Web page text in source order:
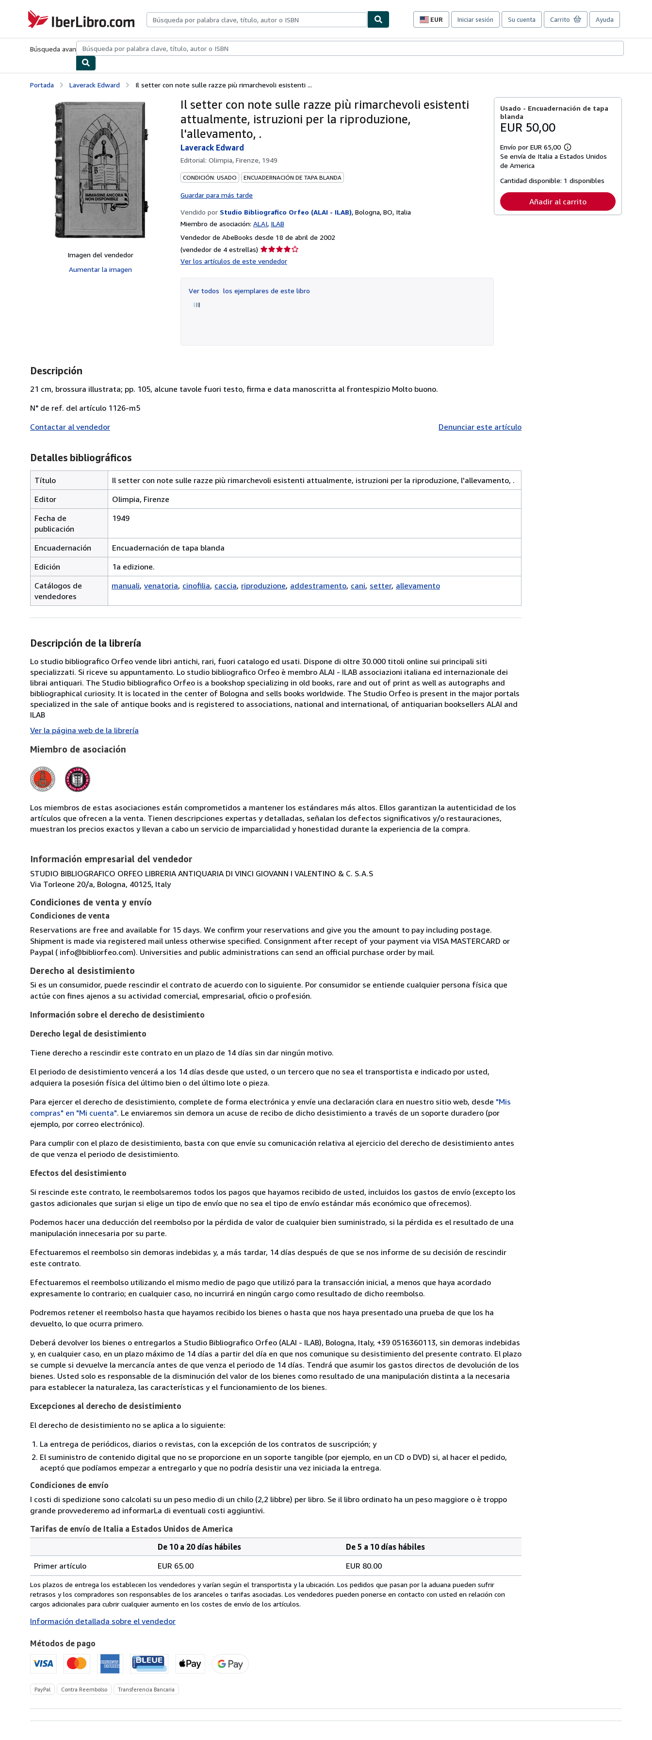
IberLibro.com
EUR
Preferencias
compra
sitio.
Iniciar sesión Su cuenta Carrito Ayuda
Búsqueda avanzadaColecciones Libros antiguosArte y coleccionismo
Portada Laverack Edward Il setter con note sulle razze più rimarchevoli esistenti ...
Imagen del vendedor
Aumentar la imagen
Il setter con note sulle razze più rimarchevoli esistenti
attualmente, istruzioni per la riproduzione,
l'allevamento, .
Laverack Edward
Editorial: Olimpia, Firenze, 1949
CONDICIÓN: USADO ENCUADERNACIÓN DE TAPA BLANDA
Guardar para más tarde
Vendido por Studio Bibliografico Orfeo (ALAI - ILAB), Bologna, BO, Italia
Miembro de asociación: ALAI ILAB
Vendedor de AbeBooks desde 18 de abril de 2002
(vendedor de 4 estrellas) Calificación
Ver los artículos de este vendedor
Ver todos los ejemplares de este libro
Usado - Encuadernación de tapa
blanda
EUR 50,00
Envío por EUR 65,00
Más
información
tarifas
envío
Se envía de Italia a Estados Unidos
de America
Cantidad disponible: 1 disponibles
Añadir al carrito
Descripción
21 cm, brossura illustrata; pp. 105, alcune tavole fuori testo, firma e data manoscritta al frontespizio Molto buono.
N° de ref. del artículo 1126-m5
Contactar al vendedor
Denunciar este artículo
Detalles bibliográficos
Título
Il setter con note sulle razze più rimarchevoli esistenti attualmente, istruzioni per la riproduzione, l'allevamento, .
Editor
Olimpia, Firenze
Fecha de
publicación
1949
Encuadernación
Encuadernación de tapa blanda
Edición
1a edizione.
Catálogos de
vendedores
manuali venatoria cinofilia caccia riproduzione addestramento cani setter allevamento
Descripción de la librería
Lo studio bibliografico Orfeo vende libri antichi, rari, fuori catalogo ed usati. Dispone di oltre 30.000 titoli online sui principali siti
specializzati. Si riceve su appuntamento. Lo studio bibliografico Orfeo è membro ALAI - ILAB associazioni italiana ed internazionale dei
librai antiquari. The Studio bibliografico Orfeo is a bookshop specializing in old books, rare and out of print as well as autographs and
bibliographical curiosity. It is located in the center of Bologna and sells books worldwide. The Studio Orfeo is present in the major portals
specialized in the sale of antique books and is registered to associations, national and international, of antiquarian booksellers ALAI and
ILAB
Ver la página web de la librería
Miembro de asociación
Los miembros de estas asociaciones están comprometidos a mantener los estándares más altos. Ellos garantizan la autenticidad de los
artículos que ofrecen a la venta. Tienen descripciones expertas y detalladas, señalan los defectos significativos y/o restauraciones,
muestran los precios exactos y llevan a cabo un servicio de imparcialidad y honestidad durante la experiencia de la compra.
Información empresarial del vendedor
STUDIO BIBLIOGRAFICO ORFEO LIBRERIA ANTIQUARIA DI VINCI GIOVANN I VALENTINO & C. S.A.S
Via Torleone 20/a, Bologna, 40125, Italy
Condiciones de venta y envío
Condiciones de venta
Reservations are free and available for 15 days. We confirm your reservations and give you the amount to pay including postage.
Shipment is made via registered mail unless otherwise specified. Consignment after recept of your payment via VISA MASTERCARD or
Paypal ( info@bibliorfeo.com). Universities and public administrations can send an official purchase order by mail.
Derecho al desistimiento
Si es un consumidor, puede rescindir el contrato de acuerdo con lo siguiente. Por consumidor se entiende cualquier persona física que
actúe con fines ajenos a su actividad comercial, empresarial, oficio o profesión.
Información sobre el derecho de desistimiento
Derecho legal de desistimiento
Tiene derecho a rescindir este contrato en un plazo de 14 días sin dar ningún motivo.
El periodo de desistimiento vencerá a los 14 días desde que usted, o un tercero que no sea el transportista e indicado por usted,
adquiera la posesión física del último bien o del último lote o pieza.
Para ejercer el derecho de desistimiento, complete de forma electrónica y envíe una declaración clara en nuestro sitio web, desde "Mis
compras" en "Mi cuenta". Le enviaremos sin demora un acuse de recibo de dicho desistimiento a través de un soporte duradero (por
ejemplo, por correo electrónico).
Para cumplir con el plazo de desistimiento, basta con que envíe su comunicación relativa al ejercicio del derecho de desistimiento antes
de que venza el periodo de desistimiento.
Efectos del desistimiento
Si rescinde este contrato, le reembolsaremos todos los pagos que hayamos recibido de usted, incluidos los gastos de envío (excepto los
gastos adicionales que surjan si elige un tipo de envío que no sea el tipo de envío estándar más económico que ofrecemos).
Podemos hacer una deducción del reembolso por la pérdida de valor de cualquier bien suministrado, si la pérdida es el resultado de una
manipulación innecesaria por su parte.
Efectuaremos el reembolso sin demoras indebidas y, a más tardar, 14 días después de que se nos informe de su decisión de rescindir
este contrato.
Efectuaremos el reembolso utilizando el mismo medio de pago que utilizó para la transacción inicial, a menos que haya acordado
expresamente lo contrario; en cualquier caso, no incurrirá en ningún cargo como resultado de dicho reembolso.
Podremos retener el reembolso hasta que hayamos recibido los bienes o hasta que nos haya presentado una prueba de que los ha
devuelto, lo que ocurra primero.
Deberá devolver los bienes o entregarlos a Studio Bibliografico Orfeo (ALAI - ILAB), Bologna, Italy, +39 0516360113, sin demoras indebidas
y, en cualquier caso, en un plazo máximo de 14 días a partir del día en que nos comunique su desistimiento del presente contrato. El plazo
se cumple si devuelve la mercancía antes de que venza el periodo de 14 días. Tendrá que asumir los gastos directos de devolución de los
bienes. Usted solo es responsable de la disminución del valor de los bienes como resultado de una manipulación distinta a la necesaria
para establecer la naturaleza, las características y el funcionamiento de los bienes.
Excepciones al derecho de desistimiento
El derecho de desistimiento no se aplica a lo siguiente:
La entrega de periódicos, diarios o revistas, con la excepción de los contratos de suscripción; y
El suministro de contenido digital que no se proporcione en un soporte tangible (por ejemplo, en un CD o DVD) si, al hacer el pedido,
aceptó que podíamos empezar a entregarlo y que no podría desistir una vez iniciada la entrega.
Condiciones de envío
I costi di spedizione sono calcolati su un peso medio di un chilo (2,2 libbre) per libro. Se il libro ordinato ha un peso maggiore o è troppo
grande provvederemo ad informarLa di eventuali costi aggiuntivi.
Tarifas de envío de Italia a Estados Unidos de America
de
envío
de
Italia
Estados
de
America
pedido
De 10 a 20 días hábiles
De 5 a 10 días hábiles
Primer artículo
EUR 65.00 EUR 80.00
Los plazos de entrega los establecen los vendedores y varían según el transportista y la ubicación. Los pedidos que pasan por la aduana pueden sufrir
retrasos y los compradores son responsables de los aranceles o tarifas asociadas. Los vendedores pueden ponerse en contacto con usted en relación con
cargos adicionales para cubrir cualquier aumento en los costes de envío de los artículos.
Información detallada sobre el vendedor
Métodos de pago
PayPal Contra Reembolso Transferencia Bancaria